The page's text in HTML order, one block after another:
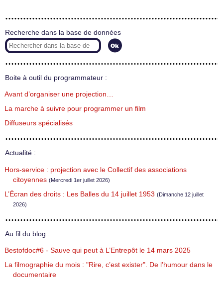
Recherche dans la base de données
Boite à outil du programmateur :
Avant d’organiser une projection…
La marche à suivre pour programmer un film
Diffuseurs spécialisés
Actualité :
Hors-service : projection avec le Collectif des associations
citoyennes (Mercredi 1er juillet 2026)
L’Écran des droits : Les Balles du 14 juillet 1953 (Dimanche 12 juillet
2026)
Au fil du blog :
Bestofdoc#6 - Sauve qui peut à L’Entrepôt le 14 mars 2025
La filmographie du mois : "Rire, c’est exister". De l’humour dans le
documentaire